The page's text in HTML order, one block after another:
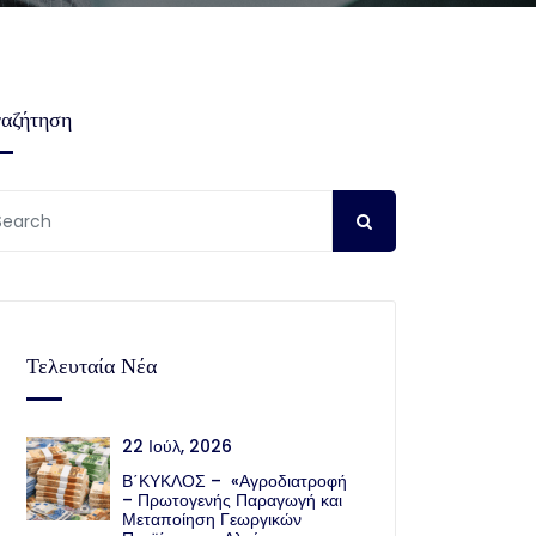
Τελευταία Νέα
22 Ιούλ, 2026
Β΄ΚΥΚΛΟΣ – «Αγροδιατροφή
– Πρωτογενής Παραγωγή και
Μεταποίηση Γεωργικών